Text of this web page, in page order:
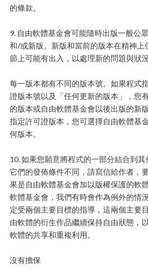
的條款。
9. 自由軟體基金會可能隨時出版一般公
和/或新版。新版和當前的版本在精神上
節上可能有出入，以處理新的問題與狀況
每一版本都有不同的版本號。如果程式
證版本號以及「任何更新的版本」，您
的版本或自由軟體基金會以後出版的新
指定許可證版本，您可選擇自由軟體基
何版本。
10. 如果您願意將程式的一部分結合到
它們的發佈條件不同，請寫信給作者，
果是自由軟體基金會加以版權保護的軟
軟體基金會，我們有時會作為例外的情
定受兩個主要目標的指導，這兩個主要
由軟體的衍生作品繼續保持自由狀態，
軟體的共享和重複利用。
沒有擔保